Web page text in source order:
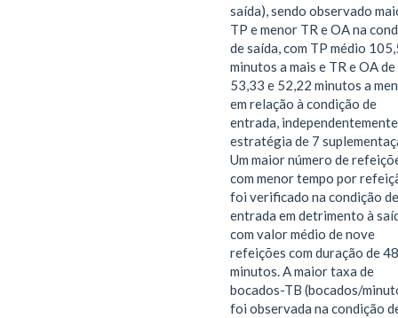
saída), sendo observado
TP e menor TR e OA na
de saída, com TP médio
minutos a mais e TR e OA de
53,33 e 52,22 minutos a
em relação à condição de
entrada,
estratégia de 7
Um maior número de
com menor tempo por
foi verificado na condição de
entrada em detrimento à
com valor médio de nove
refeições com duração de
minutos. A maior taxa de
bocados-TB (bocados/
foi observada na condição